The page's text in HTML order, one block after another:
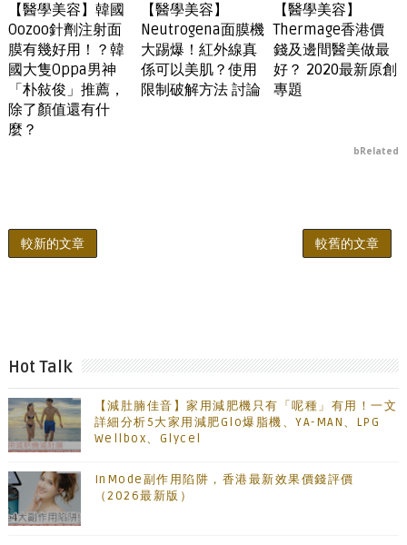
【醫學美容】韓國
Oozoo針劑注射面
膜有幾好用！？韓
國大隻Oppa男神
「朴敍俊」推薦，
除了顏值還有什
麼？
【醫學美容】
Neutrogena面膜機
大踢爆！紅外線真
係可以美肌？使用
限制破解方法 討論
【醫學美容】
Thermage香港價
錢及邊間醫美做最
好？ 2020最新原創
專題
bRelated
較新的文章 較舊的文章
Hot Talk
【減肚腩佳音】家用減肥機只有「呢種」有用！一文
詳細分析5大家用減肥Glo爆脂機、YA-MAN、LPG
Wellbox、Glycel
InMode副作用陷阱，香港最新效果價錢評價
（2026最新版）